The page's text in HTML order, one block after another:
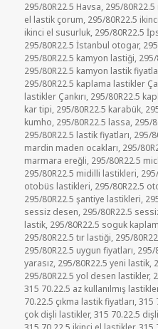
295/80R22.5 Havsa, 295/80R22.5
el lastik çorum, 295/80R22.5
ikinci el susurluk, 295/80R22.5
295/80R22.5 İstanbul otogar,
295/80R22.5 kamyon lastiği,
295/80R22.5 kamyon lastik
295/80R22.5 kaplama lastikler
lastikler Çankırı, 295/80R22.5
kar tipi, 295/80R22.5 karabük,
kumho, 295/80R22.5 lassa, 295/
295/80R22.5 lastik fiyatları, 295/
mardin maden ocakları, 295/
marmara ereğli, 295/80R22.5
295/80R22.5 midilli lastikleri,
otobüs lastikleri, 295/80R22.5
295/80R22.5 şantiye lastikleri,
sessiz desen, 295/80R22.5
lastik, 295/80R22.5 soguk
295/80R22.5 tır lastiği, 295/
295/80R22.5 uygun fiyatları, 295/
yarasız, 295/80R22.5 yeni lastik,
295/80R22.5 yol desen lastikler,
315 70.22.5 az kullanılmış
70.22.5 çıkma lastik fiyatları,315
çok dişli lastikler,315 70.22.5